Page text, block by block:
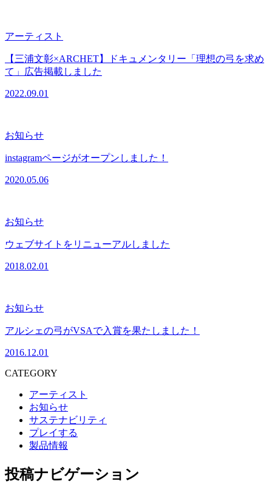
アーティスト
【三浦文彰×ARCHET】ドキュメンタリー「理想の弓を求め
て」広告掲載しました
2022.09.01
お知らせ
instagramページがオープンしました！
2020.05.06
お知らせ
ウェブサイトをリニューアルしました
2018.02.01
お知らせ
アルシェの弓がVSAで入賞を果たしました！
2016.12.01
CATEGORY
アーティスト
お知らせ
サステナビリティ
プレイする
製品情報
投稿ナビゲーション